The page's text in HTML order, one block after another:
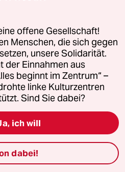
offene Gesellschaft!
Menschen, die sich gegen
unsere Solidarität.
der Einnahmen aus
beginnt im Zentrum“ –
linke Kulturzentren
Sind Sie dabei?
ich will
dabei!